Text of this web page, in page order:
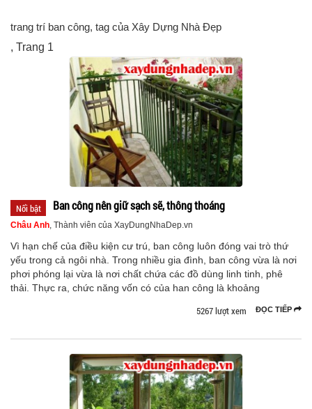
trang trí ban công, tag của Xây Dựng Nhà Đẹp
, Trang 1
Nổi bật Ban công nên giữ sạch sẽ, thông thoáng
Châu Anh, Thành viên của XayDungNhaDep.vn
Vì hạn chế của điều kiện cư trú, ban công luôn đóng vai trò thứ
yếu trong cả ngôi nhà. Trong nhiều gia đình, ban công vừa là nơi
phơi phóng lại vừa là nơi chất chứa các đồ dùng linh tinh, phê
thải. Thực ra, chức năng vốn có của han công là khoảng
ĐỌC TIẾP
5267 lượt xem